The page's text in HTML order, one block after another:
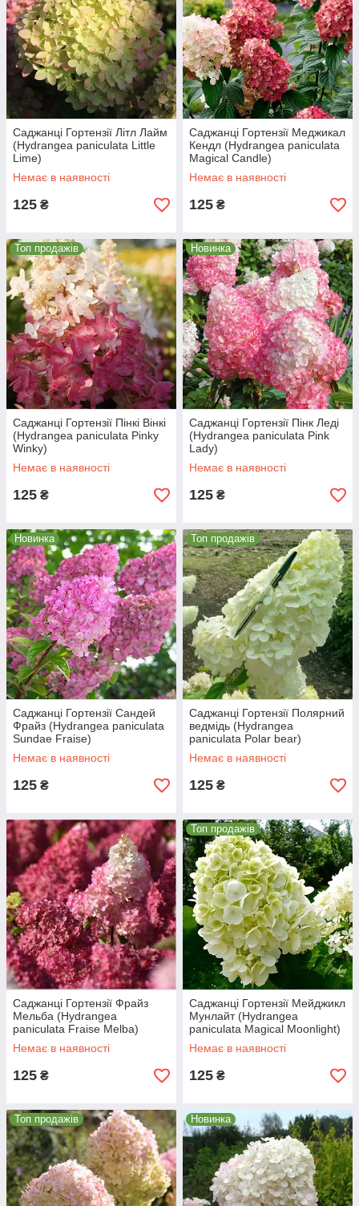
Саджанці Гортензії Літл Лайм
(Hydrangea paniculata Little
Lime)
Немає в наявності
125 ₴
Саджанці Гортензії Меджикал
Кендл (Hydrangea paniculata
Magical Candle)
Немає в наявності
125 ₴
Топ продажів
Саджанці Гортензії Пінкі Вінкі
(Hydrangea paniculata Pinky
Winky)
Немає в наявності
125 ₴
Новинка
Саджанці Гортензії Пінк Леді
(Hydrangea paniculata Pink
Lady)
Немає в наявності
125 ₴
Новинка
Саджанці Гортензії Сандей
Фрайз (Hydrangea paniculata
Sundae Fraise)
Немає в наявності
125 ₴
Топ продажів
Саджанці Гортензії Полярний
ведмідь (Hydrangea
paniculata Polar bear)
Немає в наявності
125 ₴
Саджанці Гортензії Фрайз
Мельба (Hydrangea
paniculata Fraise Melba)
Немає в наявності
125 ₴
Топ продажів
Саджанці Гортензії Мейджикл
Мунлайт (Hydrangea
paniculata Magical Moonlight)
Немає в наявності
125 ₴
Топ продажів Новинка